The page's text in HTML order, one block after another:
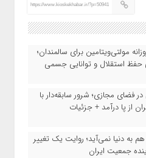
https://www.kioskekhabar.ir/?p=50941
مولتی‌ویتامین برای سالمندان؛
حفظ استقلال و توانایی جسمی
فضای مجازی؛ شرور سابقه‌دار با
از پا درآمد + جزئیات
به دنیا نمی‌آید؛ روایت یک تغییر
جمعیت ایران